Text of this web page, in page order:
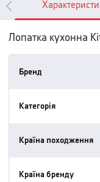
Лопатка кухонна
Бренд
Категорія
Країна походження
Країна бренду